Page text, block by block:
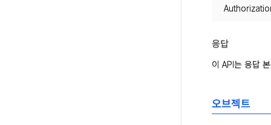
응답
이 API는 응답
오브젝트